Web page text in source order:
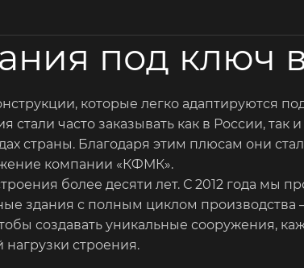
под ключ
которые легко адаптируются
часто заказывать как в России,
страны. Благодаря этим плюсам они
компании «КФМК».
более десяти лет. С 2012 года мы
здания с полным циклом производства
создавать уникальные сооружения,
строения.